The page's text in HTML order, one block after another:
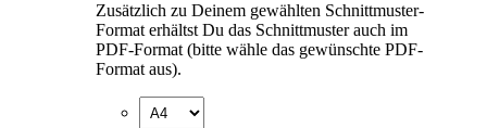
Zusätzlich zu Deinem gewählten Schnittmuster-
Format erhältst Du das Schnittmuster auch im
PDF-Format (bitte wähle das gewünschte PDF-
Format aus).